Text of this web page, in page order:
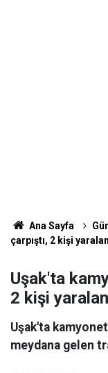
Ana Sayfa
çarpıştı, 2 kişi
Uşak'ta
2 kişi
Uşak'ta
meydana gelen